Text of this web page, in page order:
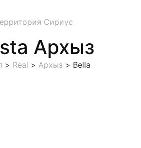
Сириус
Архыз
> Real > Архыз > Bella